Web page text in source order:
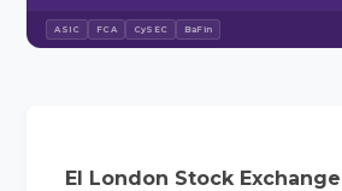
ASIC FCA CySEC BaFin
El London Stock Exchange